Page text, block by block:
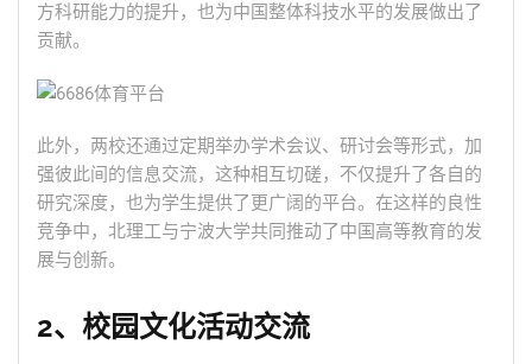
方科研能力的提升，也为中国整体科技水平的发展做出了
贡献。
此外，两校还通过定期举办学术会议、研讨会等形式，加
强彼此间的信息交流，这种相互切磋，不仅提升了各自的
研究深度，也为学生提供了更广阔的平台。在这样的良性
竞争中，北理工与宁波大学共同推动了中国高等教育的发
展与创新。
2、校园文化活动交流